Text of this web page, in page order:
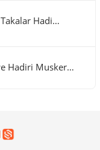
Hadi…
Hadiri Musker…